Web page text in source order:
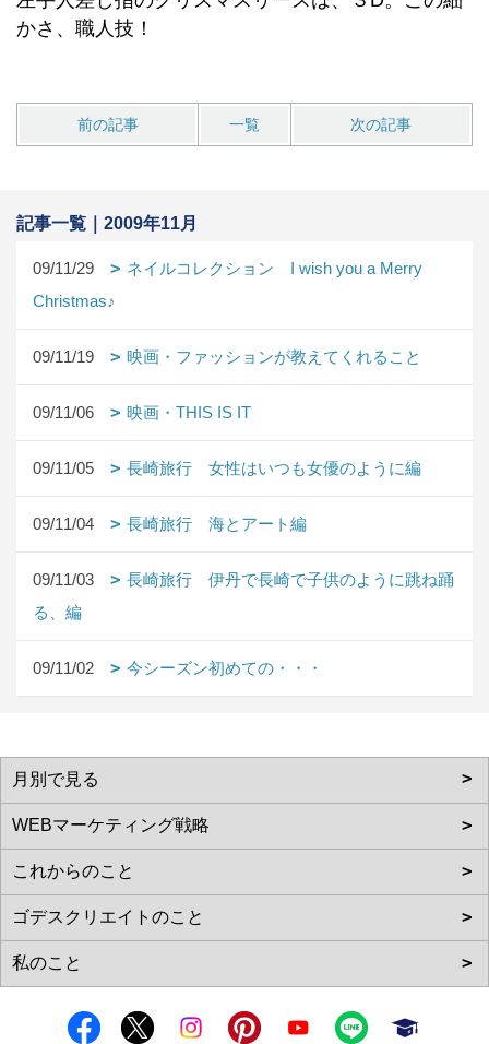
かさ、職人技！
前の記事 一覧 次の記事
記事一覧｜2009年11月
09/11/29
ネイルコレクション I wish you a Merry
Christmas♪
09/11/19 映画・ファッションが教えてくれること
09/11/06 映画・THIS IS IT
09/11/05 長崎旅行 女性はいつも女優のように編
09/11/04 長崎旅行 海とアート編
09/11/03
長崎旅行 伊丹で長崎で子供のように跳ね踊
る、編
09/11/02 今シーズン初めての・・・